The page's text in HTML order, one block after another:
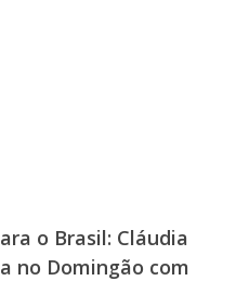
o Brasil: Cláudia
no Domingão com